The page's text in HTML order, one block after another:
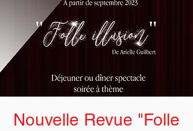
Nouvelle Revue "Folle